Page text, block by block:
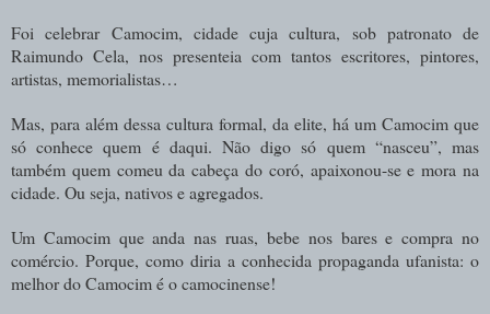
Foi celebrar Camocim, cidade cuja cultura, sob patronato de
Raimundo Cela, nos presenteia com tantos escritores, pintores,
artistas, memorialistas…
Mas, para além dessa cultura formal, da elite, há um Camocim que
só conhece quem é daqui. Não digo só quem “nasceu”, mas
também quem comeu da cabeça do coró, apaixonou-se e mora na
cidade. Ou seja, nativos e agregados.
Um Camocim que anda nas ruas, bebe nos bares e compra no
comércio. Porque, como diria a conhecida propaganda ufanista: o
melhor do Camocim é o camocinense!